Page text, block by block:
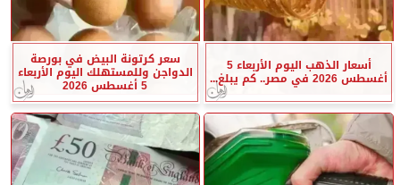
أسعار الذهب اليوم الأربعاء 5
أغسطس 2026 في مصر.. كم يبلغ...
سعر كرتونة البيض في بورصة
الدواجن وللمستهلك اليوم الأربعاء
5 أغسطس 2026